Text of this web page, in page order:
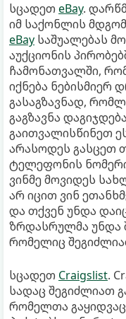
სცადეთ eBay.
იმ საქონლის
eBay საშუალებას
აუქციონის
ჩამონათვალში,
იქნება ნებისმიერ
გასაგზავნად,
გაგზავნა
გაითვალისწინეთ
არასოდეს გასცეთ
ტელეფონის
ვინმე მოვიდეს
არ იცით ვინ
და თქვენ უნდა
ზრდასრულმა უნდა
რომელიც
სცადეთ Craigslist.
სადაც შეგიძლიათ
რომელთა